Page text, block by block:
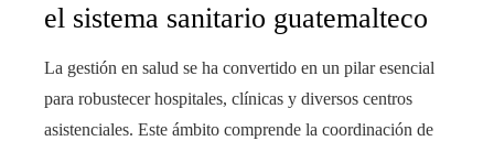
el sistema sanitario guatemalteco
La gestión en salud se ha convertido en un pilar esencial
para robustecer hospitales, clínicas y diversos centros
asistenciales. Este ámbito comprende la coordinación de